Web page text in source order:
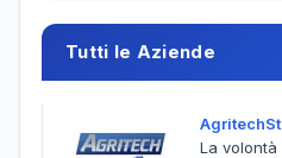
Tutti le Aziende
La